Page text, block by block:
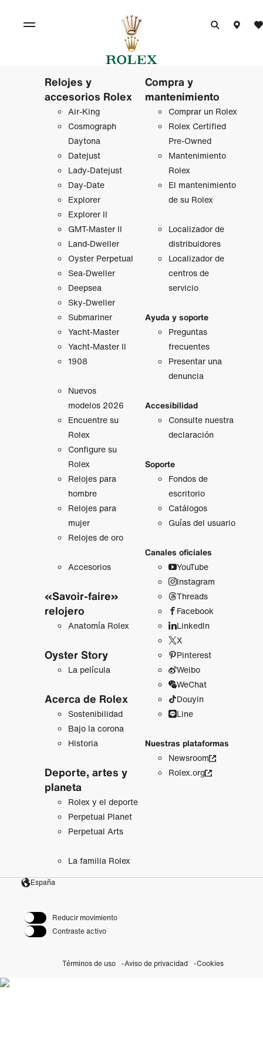
Relojes y
accesorios Rolex
Air‑King
Cosmograph
Daytona
Datejust
Lady‑Datejust
Day-Date
Explorer
Explorer II
GMT‑Master II
Land-Dweller
Oyster Perpetual
Sea-Dweller
Deepsea
Sky-Dweller
Submariner
Yacht-Master
Yacht-Master II
1908
Nuevos
modelos 2026
Encuentre su
Rolex
Configure su
Rolex
Relojes para
hombre
Relojes para
mujer
Relojes de oro
Accesorios
«Savoir-faire»
relojero
Anatomía Rolex
Oyster Story
La película
Acerca de Rolex
Sostenibilidad
Bajo la corona
Historia
Deporte, artes y
planeta
Rolex y el deporte
Perpetual Planet
Perpetual Arts
La familia Rolex
Compra y
mantenimiento
Comprar un Rolex
Rolex Certified
Pre-Owned
Mantenimiento
Rolex
El mantenimiento
de su Rolex
Localizador de
distribuidores
Localizador de
centros de
servicio
Ayuda y soporte
Preguntas
frecuentes
Presentar una
denuncia
Accesibilidad
Consulte nuestra
declaración
Soporte
Fondos de
escritorio
Catálogos
Guías del usuario
Canales oficiales
YouTube
Instagram
Threads
Facebook
LinkedIn
X
Pinterest
Weibo
WeChat
Douyin
Line
Nuestras plataformas
Newsroom
Rolex.org
España
Reducir movimiento
Contraste activo
Términos de uso Aviso de privacidad Cookies